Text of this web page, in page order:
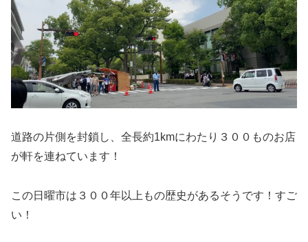
道路の片側を封鎖し、全長約1kmにわたり３００ものお店
が軒を連ねています！
この日曜市は３００年以上もの歴史があるそうです！すご
い！